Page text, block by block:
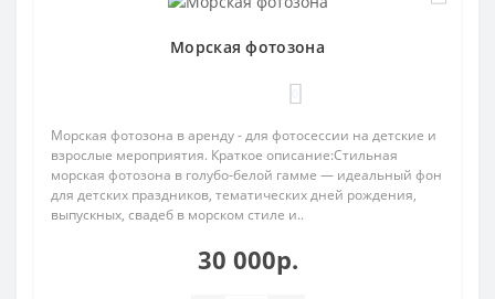
Морская фотозона
Морская фотозона в аренду - для фотосессии на детские и
взрослые мероприятия. Краткое описание:Стильная
морская фотозона в голубо‑белой гамме — идеальный фон
для детских праздников, тематических дней рождения,
выпускных, свадеб в морском стиле и..
30 000р.